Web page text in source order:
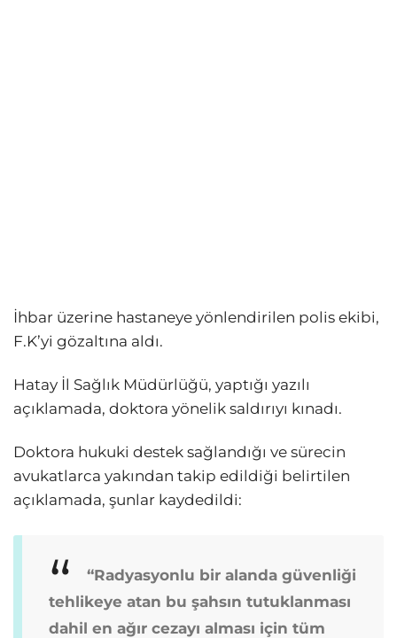
İhbar üzerine hastaneye yönlendirilen polis ekibi,
F.K’yi gözaltına aldı.
Hatay İl Sağlık Müdürlüğü, yaptığı yazılı
açıklamada, doktora yönelik saldırıyı kınadı.
Doktora hukuki destek sağlandığı ve sürecin
avukatlarca yakından takip edildiği belirtilen
açıklamada, şunlar kaydedildi:
“Radyasyonlu bir alanda güvenliği
tehlikeye atan bu şahsın tutuklanması
dahil en ağır cezayı alması için tüm